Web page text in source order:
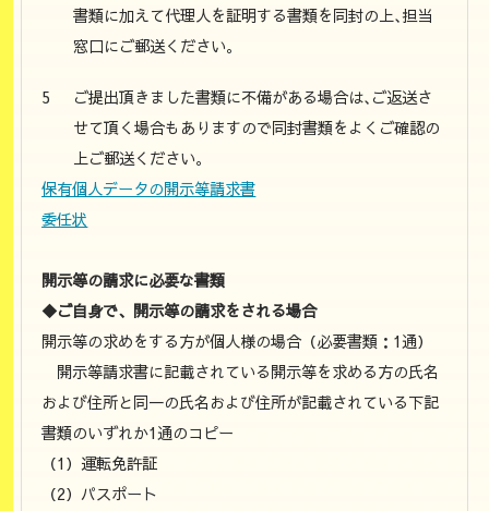
書類に加えて代理人を証明する書類を同封の上､担当
窓口にご郵送ください。
ご提出頂きました書類に不備がある場合は､ご返送さ
せて頂く場合もありますので同封書類をよくご確認の
上ご郵送ください。
保有個人データの開示等請求書
委任状
開示等の請求に必要な書類
◆ご自身で、開示等の請求をされる場合
開示等の求めをする方が個人様の場合（必要書類：1通）
開示等請求書に記載されている開示等を求める方の氏名
および住所と同一の氏名および住所が記載されている下記
書類のいずれか1通のコピー
（1）運転免許証
（2）パスポート